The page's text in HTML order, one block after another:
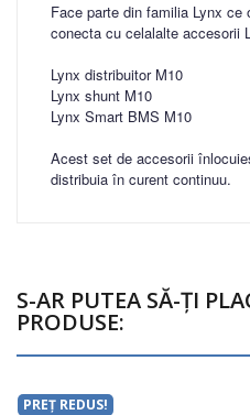
Face parte din familia Lynx
conecta cu celalalte accesorii
Lynx distribuitor M10
Lynx shunt M10
Lynx Smart BMS M10
Acest set de accesorii
distribuia în curent continuu.
S-AR PUTEA SĂ-ȚI
PRODUSE:
PREȚ REDUS!